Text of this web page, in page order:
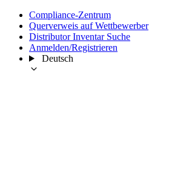
Compliance-Zentrum
Querverweis auf Wettbewerber
Distributor Inventar Suche
Anmelden/Registrieren
Deutsch